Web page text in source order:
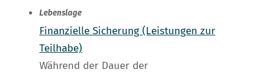
Lebenslage
Finanzielle Sicherung (Leistungen zur
Teilhabe)
Während der Dauer der